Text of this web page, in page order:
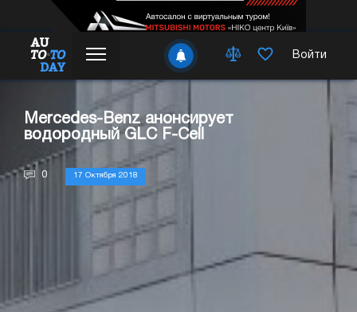
Войти
Mercedes-Benz анонсирует
водородный GLC F-Cell
0 17 Октября 2018